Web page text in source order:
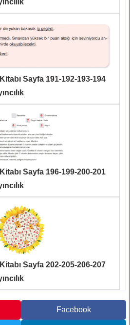
Sayfa 191-192-193-194
Sayfa 196-199-200-201
Sayfa 202-205-206-207
Facebook